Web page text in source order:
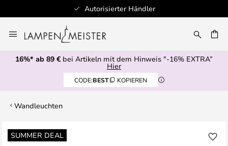
Autorisierter Händler
Inhalt
springen
16%* ab 89 € bei Artikeln mit dem Hinweis "-16% EXTRA”
Hier
CODE:BEST KOPIEREN
Wandleuchten
SUMMER DEAL
Zum
Ende